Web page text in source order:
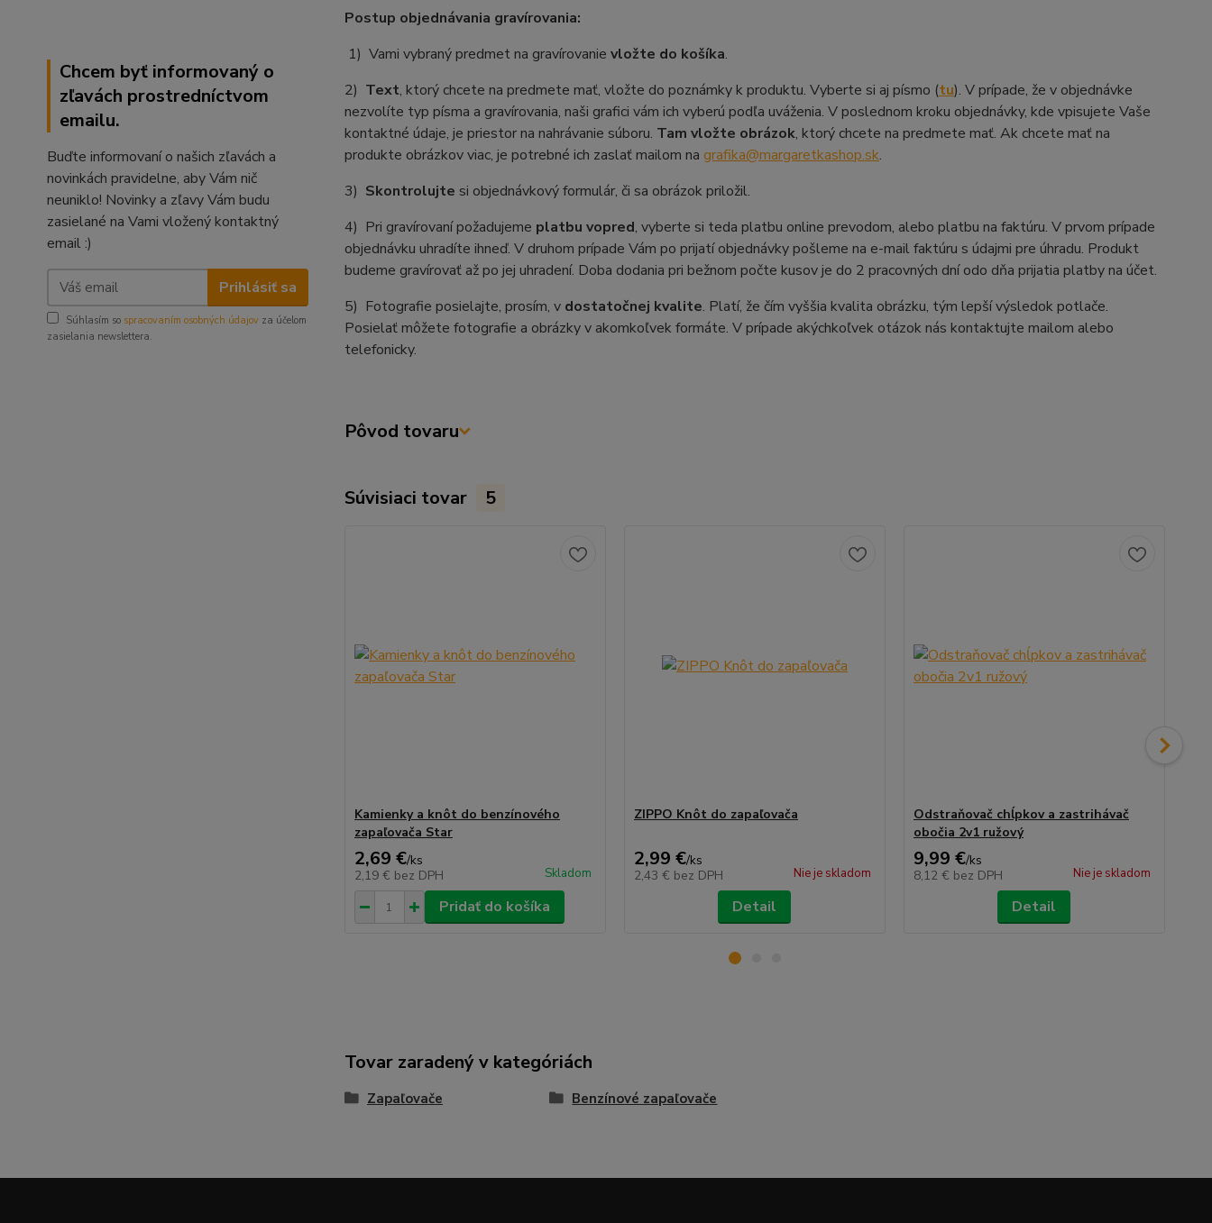
Chcem byť informovaný o
zľavách prostredníctvom
emailu.
Buďte informovaní o našich zľavách a
novinkách pravidelne, aby Vám nič
neuniklo! Novinky a zľavy Vám budu
zasielané na Vami vložený kontaktný
email :)
Prihlásiť sa
Súhlasím so spracovaním osobných údajov za účelom
zasielania newslettera.
Postup objednávania gravírovania:
1) Vami vybraný predmet na gravírovanie vložte do košíka.
2) Text, ktorý chcete na predmete mať, vložte do poznámky k produktu. Vyberte si aj písmo (tu). V prípade, že v objednávke
nezvolíte typ písma a gravírovania, naši grafici vám ich vyberú podľa uváženia. V poslednom kroku objednávky, kde vpisujete Vaše
kontaktné údaje, je priestor na nahrávanie súboru. Tam vložte obrázok, ktorý chcete na predmete mať. Ak chcete mať na
produkte obrázkov viac, je potrebné ich zaslať mailom na grafika@margaretkashop.sk.
3) Skontrolujte si objednávkový formulár, či sa obrázok priložil.
4) Pri gravírovaní požadujeme platbu vopred, vyberte si teda platbu online prevodom, alebo platbu na faktúru. V prvom prípade
objednávku uhradíte ihneď. V druhom prípade Vám po prijatí objednávky pošleme na e-mail faktúru s údajmi pre úhradu. Produkt
budeme gravírovať až po jej uhradení. Doba dodania pri bežnom počte kusov je do 2 pracovných dní odo dňa prijatia platby na účet.
5) Fotografie posielajte, prosím, v dostatočnej kvalite. Platí, že čím vyššia kvalita obrázku, tým lepší výsledok potlače.
Posielať môžete fotografie a obrázky v akomkoľvek formáte. V prípade akýchkoľvek otázok nás kontaktujte mailom alebo
telefonicky.
Pôvod tovaru
Súvisiaci tovar 5
Kamienky a knôt do benzínového
zapaľovača Star
2,69 €/ks
2,19 € bez DPH Skladom
Pridať do košíka
ZIPPO Knôt do zapaľovača
2,99 €/ks
2,43 € bez DPH Nie je skladom
Detail
Odstraňovač chĺpkov a zastrihávač
obočia 2v1 ružový
9,99 €/ks
8,12 € bez DPH Nie je skladom
Detail
Tovar zaradený v kategóriách
Zapaľovače Benzínové zapaľovače